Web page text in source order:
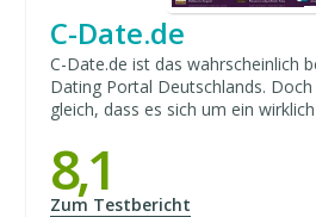
C-Date.de
C-Date.de ist das wahrscheinlich
Dating Portal Deutschlands.
gleich, dass es sich um ein
8,1
Zum Testbericht